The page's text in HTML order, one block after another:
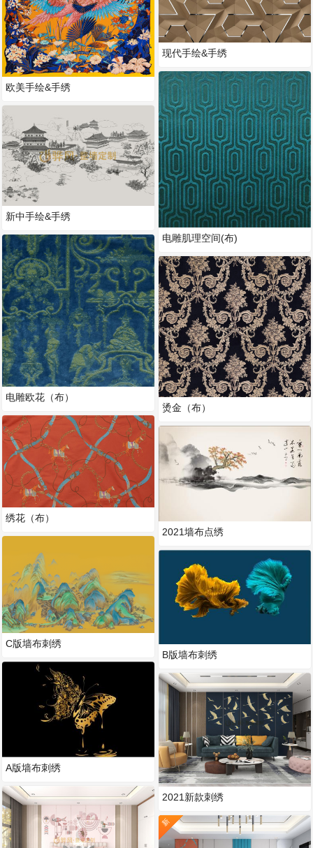
欧美手绘&手绣
新中手绘&手绣
电雕欧花（布）
绣花（布）
C版墙布刺绣
A版墙布刺绣
现代手绘&手绣
电雕肌理空间(布)
烫金（布）
2021墙布点绣
B版墙布刺绣
2021新款刺绣
新